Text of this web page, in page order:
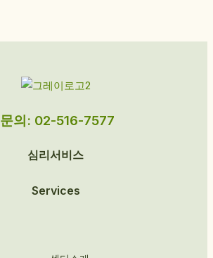
문의: 02-516-7577
심리서비스
Services